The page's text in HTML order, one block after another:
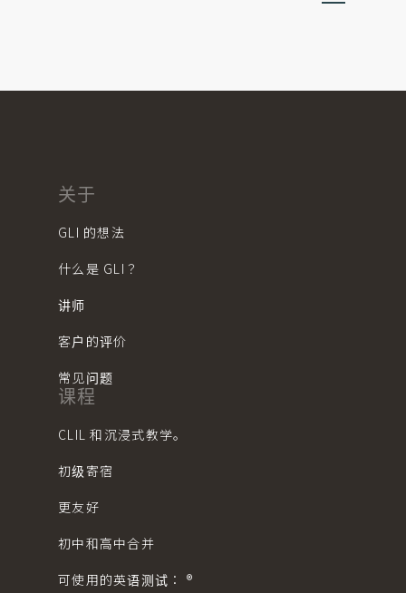
关于
GLI 的想法
什么是 GLI？
讲师
客户的评价
常见问题
课程
CLIL 和沉浸式教学。
初级寄宿
更友好
初中和高中合并
可使用的英语测试： ®︎